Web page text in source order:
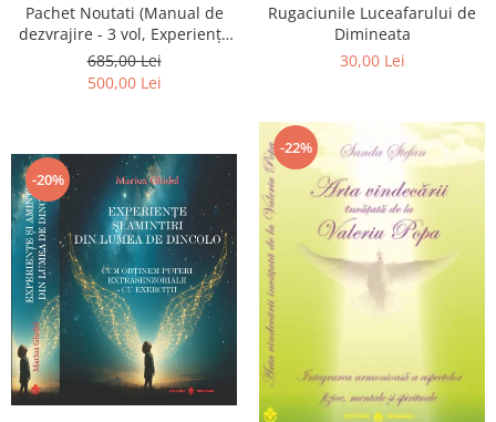
Pachet Noutati (Manual de
dezvrajire - 3 vol, Experiențe
și amintiri, Rugăciunile
Luceafarului de dimineata) -
Marius Ghidel
685,00 Lei
500,00 Lei
Rugaciunile Luceafarului de
Dimineata
30,00 Lei
-20%
-22%